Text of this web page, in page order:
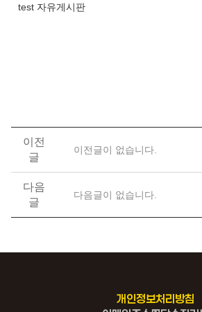
test 자유게시판
이전
글
이전글이 없습니다.
다음
글
다음글이 없습니다.
개인정보처리방침